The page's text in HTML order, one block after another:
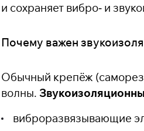
и сохраняет вибро‑ и
Почему важен
Обычный крепёж
волны.
виброразвязывающие